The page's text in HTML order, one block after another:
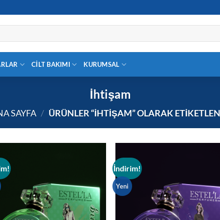
CILT BAKIMI KURUMSAL
İhtişam
SAYFA / ÜRÜNLER “İHTIŞAM” OLARAK
İndirim!
Yeni